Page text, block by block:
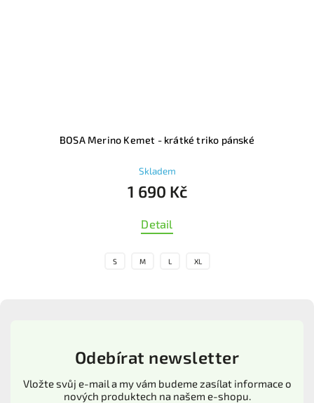
BOSA Base Mesh white – sportovní tílko pánské
Skladem
790 Kč
Detail
M XL
Odebírat newsletter
Vložte svůj e-mail a my vám budeme zasílat informace o
nových produktech na našem e-shopu.